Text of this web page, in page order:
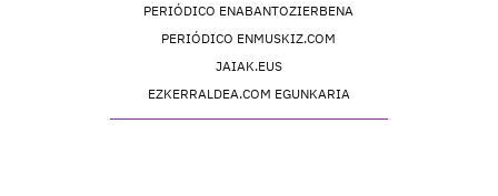
PERIÓDICO ENABANTOZIERBENA
PERIÓDICO ENMUSKIZ.COM
JAIAK.EUS
EZKERRALDEA.COM EGUNKARIA